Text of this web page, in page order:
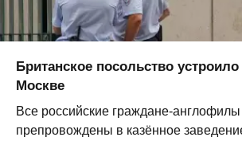
Британское посольство
Москве
Все российские граждане-
препровождены в казённое